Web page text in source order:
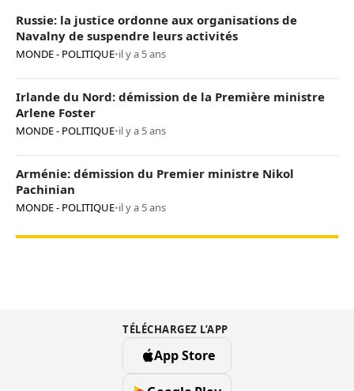
Russie: la justice ordonne aux organisations de
Navalny de suspendre leurs activités
MONDE - POLITIQUE•il y a 5 ans
Irlande du Nord: démission de la Première ministre
Arlene Foster
MONDE - POLITIQUE•il y a 5 ans
Arménie: démission du Premier ministre Nikol
Pachinian
MONDE - POLITIQUE•il y a 5 ans
TÉLÉCHARGEZ L’APP
App Store